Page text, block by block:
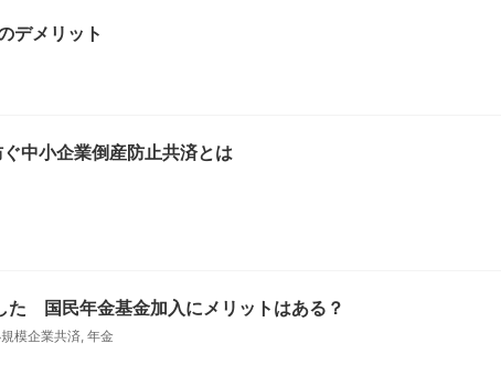
デメリット
中小企業倒産防止共済とは
た 国民年金基金加入にメリットはある？
模企業共済 年金